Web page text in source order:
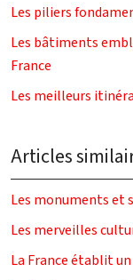
Les piliers
Les bâtiments
France
Les meilleurs
Articles
Les monuments et
Les merveilles
La France établit